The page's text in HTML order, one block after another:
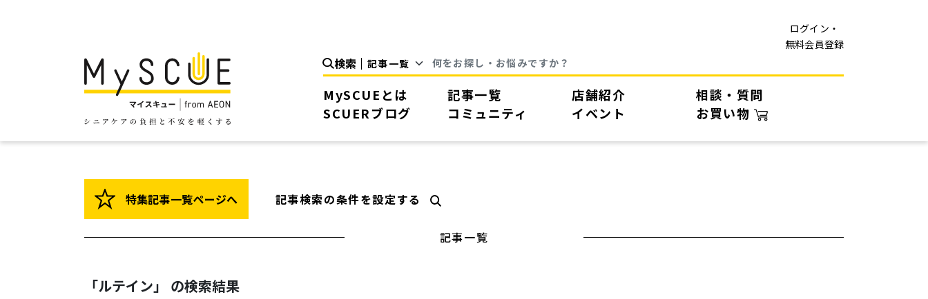
ログイン・
無料会員登録
検索
MySCUEとは 記事一覧 店舗紹介
相談・質問
SCUERブログ
コミュニティ イベント お買い物
特集記事一覧ページへ 記事検索の条件を設定する
記事一覧
「ルテイン」 の検索結果